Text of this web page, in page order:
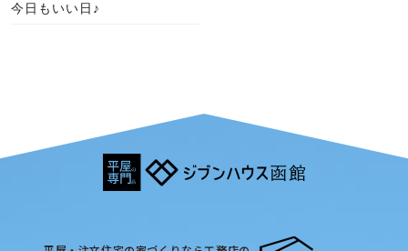
今日もいい日♪